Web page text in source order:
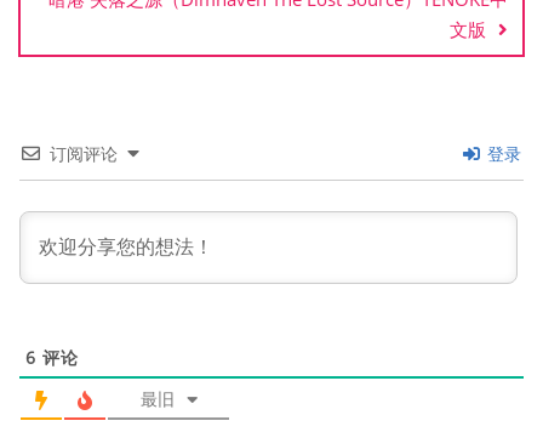
文版
订阅评论 登录
6 评论
最旧